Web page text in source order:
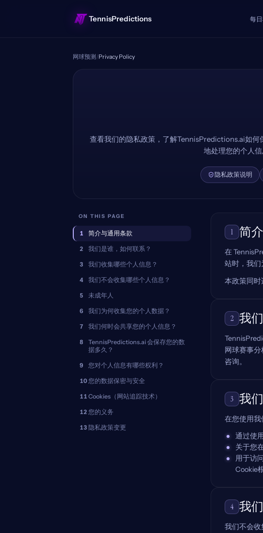
TennisPredictions 每
网球预测/Privacy Policy
查看我们的隐私政策，了解TennisPredictions.ai如
地处理您的个人信
隐私政策说明
ON THIS PAGE
1 简介与通用条款
2 我们是谁，如何联系？
3 我们收集哪些个人信息？
4 我们不会收集哪些个人信息？
5 未成年人
6 我们为何收集您的个人数据？
7 我们何时会共享您的个人信息？
8
TennisPredictions.ai 会保存您的数
据多久？
9 您对个人信息有哪些权利？
10您的数据保密与安全
11 Cookies（网站追踪技术）
12 您的义务
13 隐私政策变更
1 简
在
站时，我们
本政策同时
2 我
网球赛事
咨询。
3 我
在您使用我
通过使
关于您
用于访
Cookie
4 我
我们不会